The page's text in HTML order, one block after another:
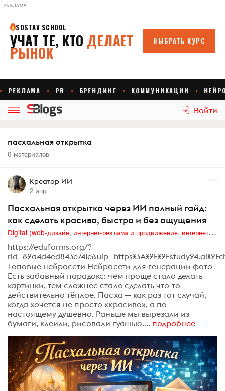
РЕКЛАМА
Войти
пасхальная открытка
0 материалов
Креатор ИИ
2 апр
Пасхальная открытка через ИИ полный гайд:
как сделать красиво, быстро и без ощущения
Digital (web-дизайн, интернет-реклама и продвижение, интернет-сообщества и блоги, интернет-коммуникации, мобильный маркетинг, реклама на цифровых экранах)
https://eduforms.org/?
Топовые нейросети Нейросети для генерации фото
Есть забавный парадокс: чем проще стало делать
картинки, тем сложнее стало сделать что-то
действительно тёплое. Пасха — как раз тот случай,
когда хочется не просто «красиво», а по-
настоящему душевно. Раньше мы вырезали из
бумаги, клеили, рисовали гуашью.... подробнее